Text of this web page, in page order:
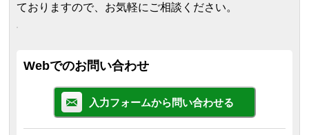
ておりますので、お気軽にご相談ください。
Webでのお問い合わせ
入力フォームから問い合わせる